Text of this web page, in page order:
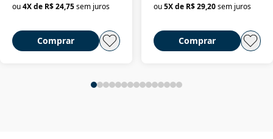
ou4X de R$ 24,75sem juros
Comprar
ou 5X de R$ 29,20 sem juros
Comprar